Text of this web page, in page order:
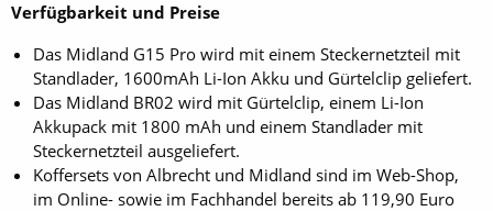
Verfügbarkeit und Preise
Das Midland G15 Pro wird mit einem Steckernetzteil mit
Standlader, 1600mAh Li-Ion Akku und Gürtelclip geliefert.
Das Midland BR02 wird mit Gürtelclip, einem Li-Ion
Akkupack mit 1800 mAh und einem Standlader mit
Steckernetzteil ausgeliefert.
Koffersets von Albrecht und Midland sind im Web-Shop,
im Online- sowie im Fachhandel bereits ab 119,90 Euro